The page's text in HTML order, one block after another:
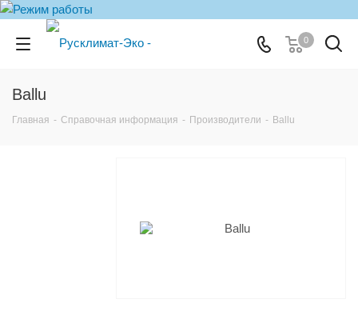
0
Ballu
Главная - Справочная информация - Производители - Ballu